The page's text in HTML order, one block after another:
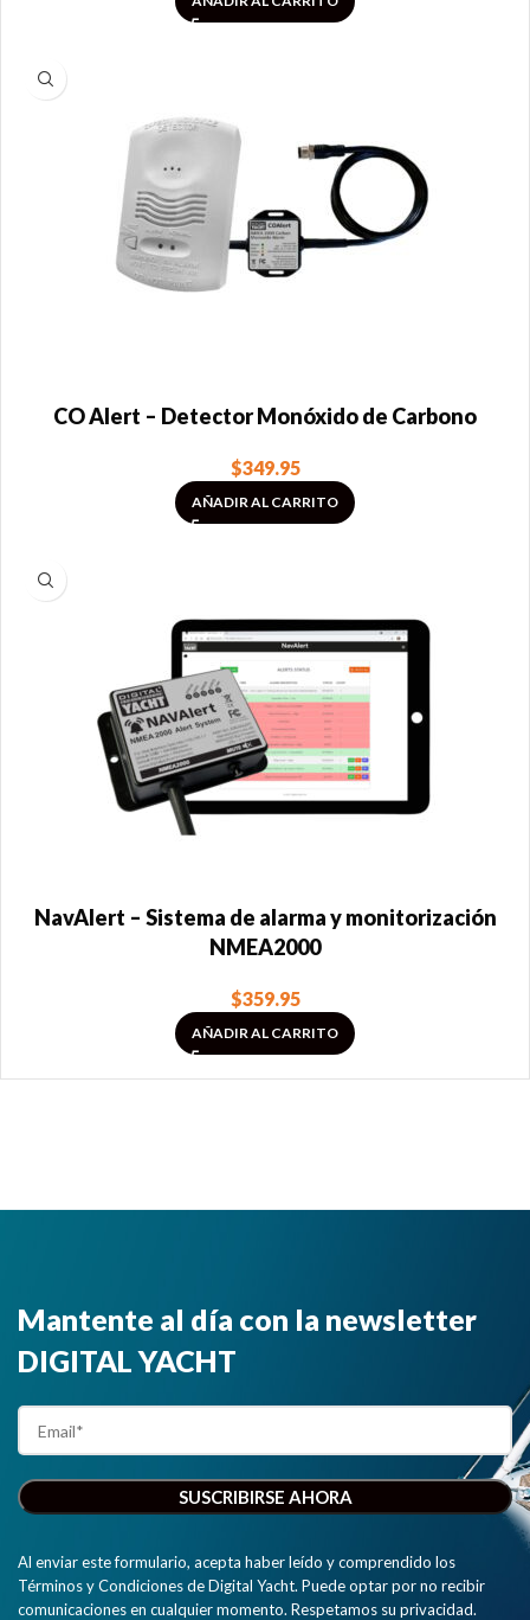
CO Alert – Detector Monóxido de Carbono
$349.95
AÑADIR AL CARRITO
NavAlert – Sistema de alarma y monitorización
NMEA2000
$359.95
AÑADIR AL CARRITO
Mantente al día con la newsletter
DIGITAL YACHT
Al enviar este formulario, acepta haber leído y comprendido los
Términos y Condiciones de Digital Yacht. Puede optar por no recibir
comunicaciones en cualquier momento. Respetamos su privacidad.